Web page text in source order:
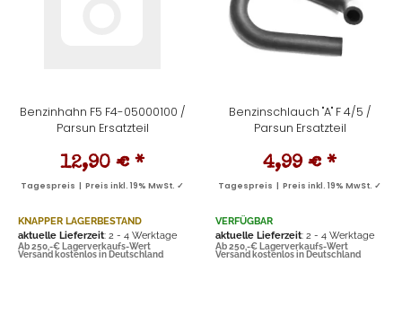
Benzinhahn F5 F4-05000100 /
Parsun Ersatzteil
12,90 € *
Tagespreis | Preis inkl. 19% MwSt. ✓
KNAPPER LAGERBESTAND
aktuelle Lieferzeit: 2 - 4 Werktage
Ab 250,-€ Lagerverkaufs-Wert
Versand kostenlos in Deutschland
Benzinschlauch "A" F 4/5 /
Parsun Ersatzteil
4,99 € *
Tagespreis | Preis inkl. 19% MwSt. ✓
VERFÜGBAR
aktuelle Lieferzeit: 2 - 4 Werktage
Ab 250,-€ Lagerverkaufs-Wert
Versand kostenlos in Deutschland